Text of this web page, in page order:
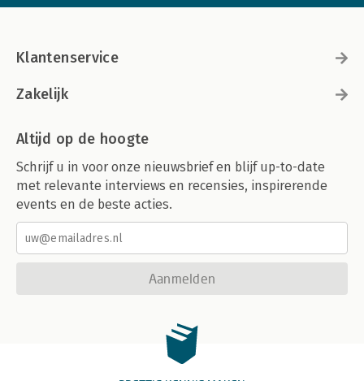
Klantenservice
Zakelijk
Altijd op de hoogte
Schrijf u in voor onze nieuwsbrief en blijf up-to-date
met relevante interviews en recensies, inspirerende
events en de beste acties.
Aanmelden